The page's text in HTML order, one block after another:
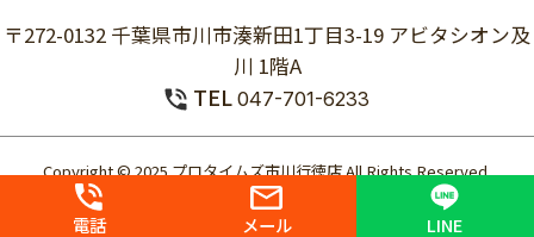
〒272-0132 千葉県市川市湊新田1丁目3-19 アビタシオン及
川 1階A
TEL 047-701-6233
Copyright © 2025 プロタイムズ市川行徳店 All Rights Reserved.
個人情報保護方針
電話 メール LINE